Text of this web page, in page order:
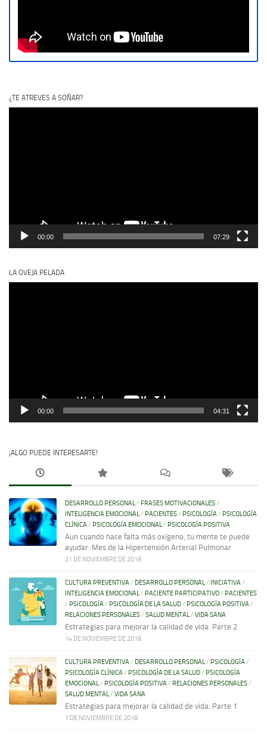
¿TE ATREVES A SOÑAR?
00:00 07:29
LA OVEJA PELADA
00:00 04:31
¡ALGO PUEDE INTERESARTE!
DESARROLLO PERSONAL/ FRASES MOTIVACIONALES/
INTELIGENCIA EMOCIONAL/ PACIENTES/ PSICOLOGÍA/ PSICOLOGÍA
CLÍNICA/ PSICOLOGÍA EMOCIONAL/ PSICOLOGÍA POSITIVA
Aun cuando hace falta más oxígeno, tu mente te puede
ayudar: Mes de la Hipertensión Arterial Pulmonar
21 DE NOVIEMBRE DE 2018
CULTURA PREVENTIVA/ DESARROLLO PERSONAL/ INICIATIVA/
INTELIGENCIA EMOCIONAL/ PACIENTE PARTICIPATIVO/ PACIENTES
/ PSICOLOGÍA/ PSICOLOGÍA DE LA SALUD/ PSICOLOGÍA POSITIVA/
RELACIONES PERSONALES/ SALUD MENTAL/ VIDA SANA
Estrategias para mejorar la calidad de vida: Parte 2
14 DE NOVIEMBRE DE 2018
CULTURA PREVENTIVA/ DESARROLLO PERSONAL/ PSICOLOGÍA/
PSICOLOGÍA CLÍNICA/ PSICOLOGÍA DE LA SALUD/ PSICOLOGÍA
EMOCIONAL/ PSICOLOGÍA POSITIVA/ RELACIONES PERSONALES/
SALUD MENTAL/ VIDA SANA
Estrategias para mejorar la calidad de vida: Parte 1
7 DE NOVIEMBRE DE 2018